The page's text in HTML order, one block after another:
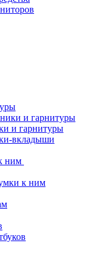
и гарнитуры
и гарнитуры
вкладыши
ним
к ним